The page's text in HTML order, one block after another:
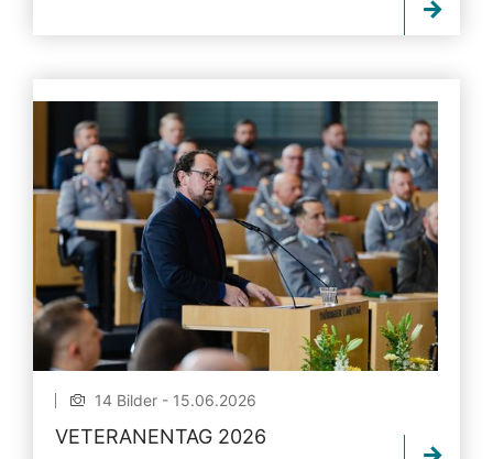
14 Bilder - 15.06.2026
VETERANENTAG 2026